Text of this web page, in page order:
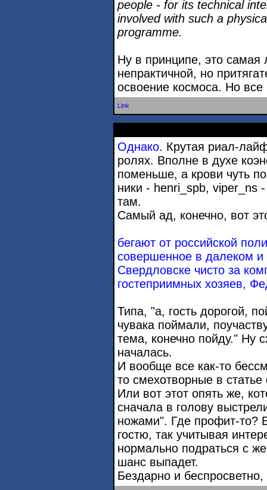
people - for its technical
involved with such a
programme.
Ну в принципе, это самая
непрактичной, но
освоение космоса. Но
Link
Однако. Крутая риал-
ролях. Вполне в духе
поменьше, а крови чуть
ники - henri_spb, viper_ns
там.
Самый ад, конечно, вот
бегают от российской
совершенное в далеком и
Свердловске чисто за
гостеприимных хозяев,
Типа, "а, гость дорогой,
чувака поймали,
тема, конечно пойду." Ну
началась.
И вообще все как-то
то смехотворные в статье
Или вот этот опять же,
сначала в голову
ножами". Где профит-то?
гостю, так учитывая
нормально подраться с
шанс выпадет.
Бездарно и